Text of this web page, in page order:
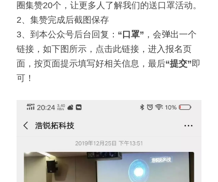
圈集赞20个，让更多人了解我们的送口罩活动。
2、集赞完成后截图保存
3、到本公众号后台回复： “口罩” ，会弹出一个
链接，如下图所示，点击此链接，进入报名页
面，按页面提示填写好相关信息，最后“提交”即
可！